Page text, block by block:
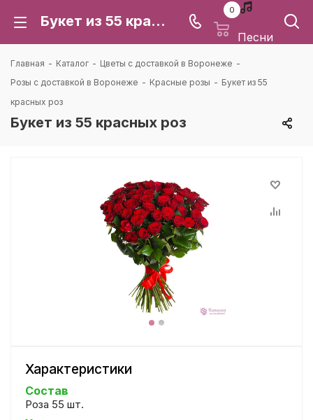
Букет из 55 красных роз: цена и доставка в Воронеже | Каталея
0
Песни
Главная - Каталог - Цветы с доставкой в Воронеже -
Розы с доставкой в Воронеже - Красные розы - Букет из 55
красных роз
Букет из 55 красных роз
Характеристики
Состав
Роза 55 шт.